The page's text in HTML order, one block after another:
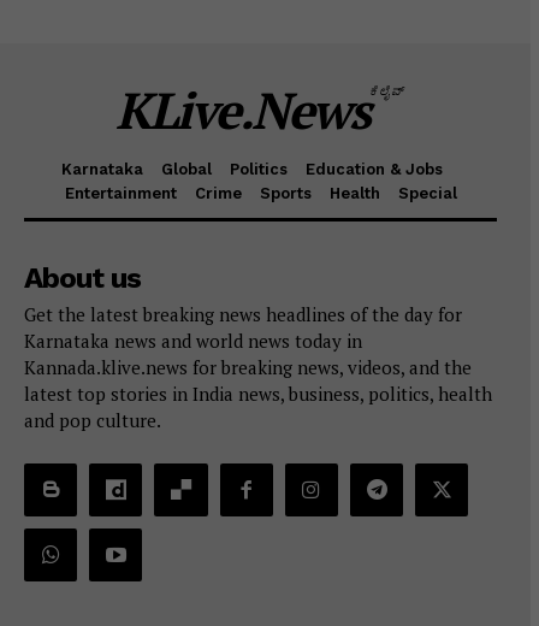
KLive.Newsಕೆಲೈವ್
Karnataka Global Politics
Education & Jobs
Entertainment
Crime Sports Health Special
About us
Get the latest breaking news headlines of the day for
Karnataka news and world news today in
Kannada.klive.news for breaking news, videos, and the
latest top stories in India news, business, politics, health
and pop culture.